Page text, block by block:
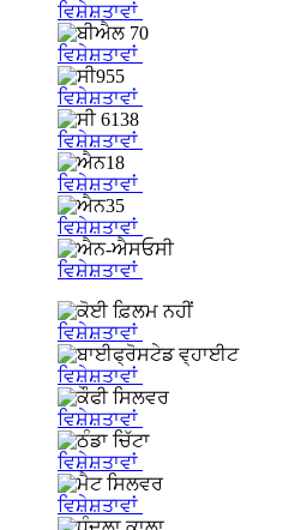
ਵਿਸ਼ੇਸ਼ਤਾਵਾਂ
ਵਿਸ਼ੇਸ਼ਤਾਵਾਂ
ਵਿਸ਼ੇਸ਼ਤਾਵਾਂ
ਵਿਸ਼ੇਸ਼ਤਾਵਾਂ
ਵਿਸ਼ੇਸ਼ਤਾਵਾਂ
ਵਿਸ਼ੇਸ਼ਤਾਵਾਂ
ਵਿਸ਼ੇਸ਼ਤਾਵਾਂ
ਵਿਸ਼ੇਸ਼ਤਾਵਾਂ
ਵਿਸ਼ੇਸ਼ਤਾਵਾਂ
ਵਿਸ਼ੇਸ਼ਤਾਵਾਂ
ਵਿਸ਼ੇਸ਼ਤਾਵਾਂ
ਵਿਸ਼ੇਸ਼ਤਾਵਾਂ